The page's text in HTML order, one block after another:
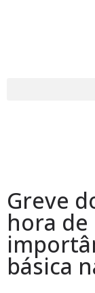
Greve
hora
básica